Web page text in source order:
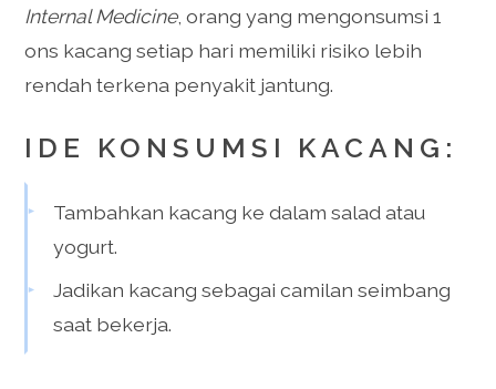
Internal Medicine, orang yang mengonsumsi 1
ons kacang setiap hari memiliki risiko lebih
rendah terkena penyakit jantung.
IDE KONSUMSI KACANG:
Tambahkan kacang ke dalam salad atau
yogurt.
Jadikan kacang sebagai camilan seimbang
saat bekerja.